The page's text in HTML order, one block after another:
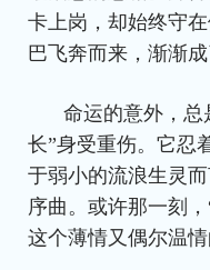
卡上岗，却始终守
巴飞奔而来，渐渐
命运的意外，总
长”身受重伤。它忍
于弱小的流浪生灵
序曲。或许那一刻
这个薄情又偶尔温情